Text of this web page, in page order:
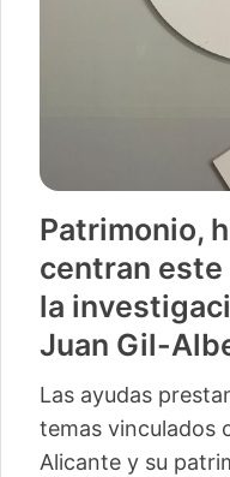
Patrimonio,
centran este
la
Juan Gil-
Las ayudas
temas vinculados
Alicante y su